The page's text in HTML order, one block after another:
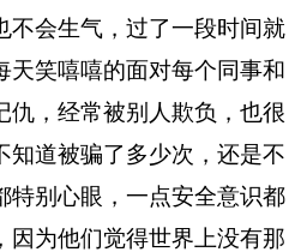
不会生气，过了一段时间就
天笑嘻嘻的面对每个同事和
仇，经常被别人欺负，也很
知道被骗了多少次，还是不
特别心眼，一点安全意识都
因为他们觉得世界上没有那